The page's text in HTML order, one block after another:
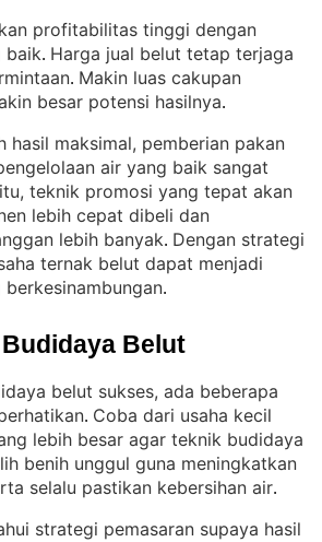
profitabilitas tinggi dengan
baik. Harga jual belut tetap terjaga
. Makin luas cakupan
besar potensi hasilnya.
hasil maksimal, pemberian pakan
air yang baik sangat
teknik promosi yang tepat akan
lebih cepat dibeli dan
lebih banyak. Dengan strategi
ternak belut dapat menjadi
.
Belut
belut sukses, ada beberapa
. Coba dari usaha kecil
lebih besar agar teknik budidaya
benih unggul guna meningkatkan
selalu pastikan kebersihan air.
strategi pemasaran supaya hasil